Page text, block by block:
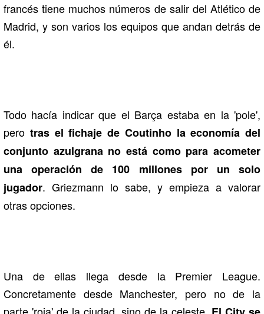
francés tiene muchos números de salir del Atlético de
Madrid, y son varios los equipos que andan detrás de
él.
Todo hacía indicar que el Barça estaba en la 'pole',
pero tras el fichaje de Coutinho la economía del
conjunto azulgrana no está como para acometer
una operación de 100 millones por un solo
jugador. Griezmann lo sabe, y empieza a valorar
otras opciones.
Una de ellas llega desde la Premier League.
Concretamente desde Manchester, pero no de la